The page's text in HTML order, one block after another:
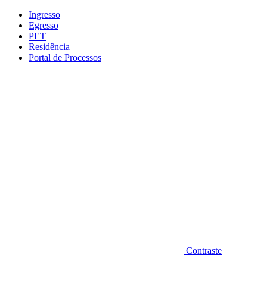
Conteúdo principal
Ingresso
Egresso
PET
Residência
Portal de Processos
Contraste